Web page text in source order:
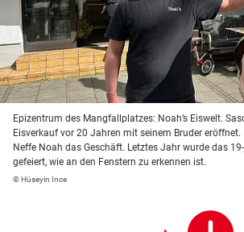
Epizentrum des Mangfallplatzes: Noah’s Eiswelt.
Eisverkauf vor 20 Jahren mit seinem Bruder eröffnet.
Neffe Noah das Geschäft. Letztes Jahr wurde das
gefeiert, wie an den Fenstern zu erkennen ist.
© Hüseyin Ince